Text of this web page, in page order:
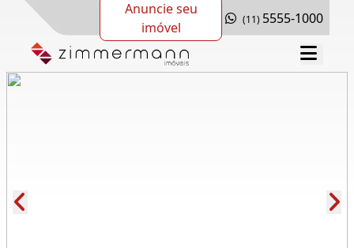
Anuncie seu
imóvel
(11) 5555-1000